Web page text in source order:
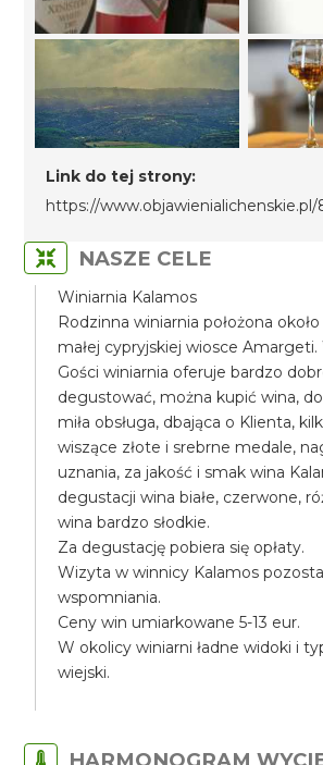
Link do tej strony:
https://www.objawienialichenskie.pl/
NASZE CELE
Winiarnia Kalamos
Rodzinna winiarnia położona
małej cypryjskiej wiosce Amargeti.
Gości winiarnia oferuje bardzo
degustować, można kupić wina,
miła obsługa, dbająca o Klienta,
wiszące złote i srebrne medale,
uznania, za jakość i smak wina
degustacji wina białe, czerwone,
wina bardzo słodkie.
Za degustację pobiera się opłaty.
Wizyta w winnicy Kalamos
wspomniania.
Ceny win umiarkowane 5-13 eur.
W okolicy winiarni ładne widoki i
wiejski.